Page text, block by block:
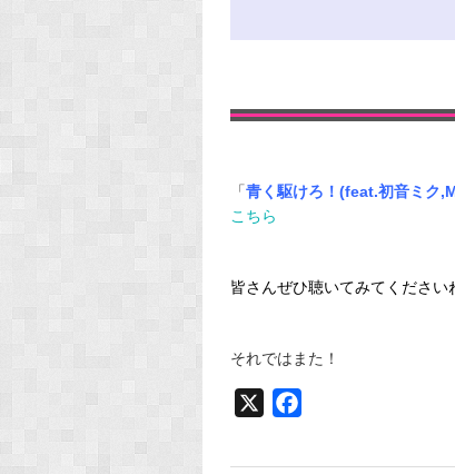
「青く駆けろ！(feat.初音ミク
こちら
皆さんぜひ聴いてみてください
それではまた！